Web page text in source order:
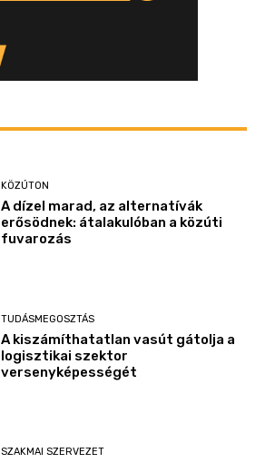
KÖZÚTON
A dízel marad, az alternatívák
erősödnek: átalakulóban a közúti
fuvarozás
TUDÁSMEGOSZTÁS
A kiszámíthatatlan vasút gátolja a
logisztikai szektor
versenyképességét
SZAKMAI SZERVEZET